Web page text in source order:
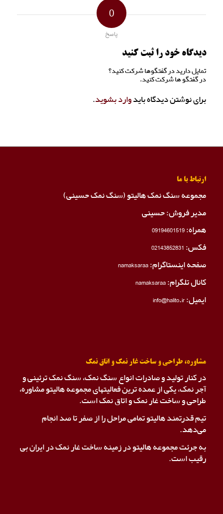
0
پاسخ
دیدگاه خود را ثبت کنید
تمایل دارید در گفتگوها شرکت کنید؟
در گفتگو ها شرکت کنید.
برای نوشتن دیدگاه بایدوارد بشوید.
ارتباط با ما
مجموعه سنگ نمک هالیتو (سنگ نمک حسینی)
مدیر فروش: حسینی
همراه:09194601519
فکس:02143852831
صفحه اینستاگرام:namaksaraa
کانال تلگرام:namaksaraa
ایمیل: info@halito.ir
مشاوره، طراحی و ساخت غار نمک و اتاق نمک
در کنار تولید و صادرات انواع سنگ نمک، سنگ نمک ترئینی و
آجر نمک، یکی از عمده ترین فعالیتهای مجموعه هالیتو مشاوره،
طراحی و ساخت غار نمک و اتاق نمک است.
تیم قدرتمند هالیتو تمامی مراحل را از صفر تا صد انجام
می‌دهد.
به جرئت مجموعه هالیتو در زمینه ساخت غار نمک در ایران بی
رقیب است.